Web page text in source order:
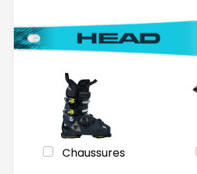
Chaussures